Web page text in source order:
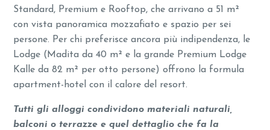
Standard, Premium e Rooftop, che arrivano a 51 m²
con vista panoramica mozzafiato e spazio per sei
persone. Per chi preferisce ancora più indipendenza, le
Lodge (Madita da 40 m² e la grande Premium Lodge
Kalle da 82 m² per otto persone) offrono la formula
apartment-hotel con il calore del resort.
Tutti gli alloggi condividono materiali naturali,
balconi o terrazze e quel dettaglio che fa la